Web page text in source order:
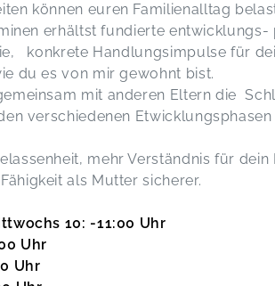
können euren Familienalltag
erhältst fundierte
konkrete Handlungsimpulse für
du es von mir gewohnt bist.
mit anderen Eltern die
verschiedenen
mehr Verständnis für
als Mutter sicherer.
10: -11:00 Uhr
Uhr
Uhr